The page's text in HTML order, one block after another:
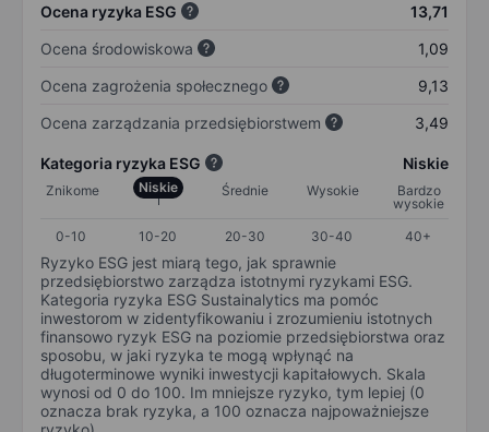
Ocena ryzyka ESG
13,71
Ocena środowiskowa
1,09
Ocena zagrożenia społecznego
9,13
Ocena zarządzania przedsiębiorstwem
3,49
Kategoria ryzyka ESG Niskie
Znikome Niskie Średnie Wysokie
Bardzo
wysokie
0-10
10-20 20-30 30-40 40+
Ryzyko ESG jest miarą tego, jak sprawnie
przedsiębiorstwo zarządza istotnymi ryzykami ESG.
Kategoria ryzyka ESG Sustainalytics ma pomóc
inwestorom w zidentyfikowaniu i zrozumieniu istotnych
finansowo ryzyk ESG na poziomie przedsiębiorstwa oraz
sposobu, w jaki ryzyka te mogą wpłynąć na
długoterminowe wyniki inwestycji kapitałowych. Skala
wynosi od 0 do 100. Im mniejsze ryzyko, tym lepiej (0
oznacza brak ryzyka, a 100 oznacza najpoważniejsze